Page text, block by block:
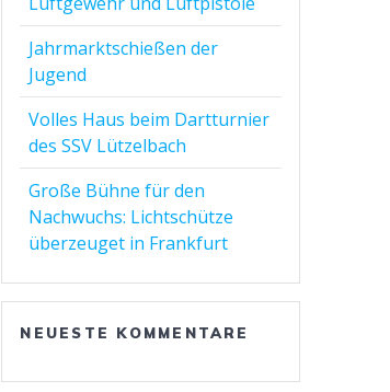
Jahrmarktschießen der
Jugend
Volles Haus beim Dartturnier
des SSV Lützelbach
Große Bühne für den
Nachwuchs: Lichtschütze
überzeuget in Frankfurt
NEUESTE KOMMENTARE